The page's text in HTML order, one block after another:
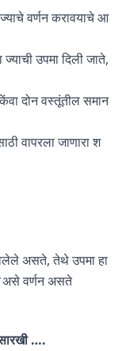
वर्णन करावयाचे आ
उपमा दिली जाते,
दोन वस्तूंतील समान
वापरला जाणारा श
असते, तेथे उपमा हा
असे वर्णन असते
….